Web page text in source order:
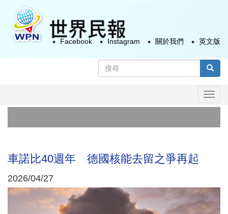
容
搜
尋
Facebook Instagram 關於我們 英文版
車諾比40週年 德國核能去留之爭再起
2026/04/27